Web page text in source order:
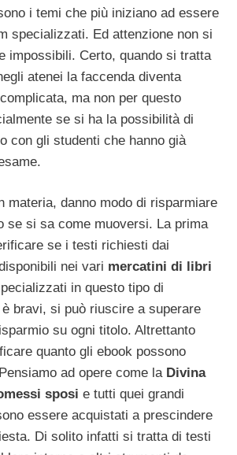
i temi che più iniziano ad essere
specializzati. Ed attenzione non si
impossibili. Certo, quando si tratta
atenei la faccenda diventa
ma non per questo
se si ha la possibilità di
con gli studenti che hanno già
materia, danno modo di risparmiare
se si sa come muoversi. La prima
se i testi richiesti dai
nei vari mercatini di libri
in questo tipo di
bravi, si può riuscire a superare
su ogni titolo. Altrettanto
quanto gli ebook possono
ad opere come laDivina
sposi e tutti quei grandi
essere acquistati a prescindere
Di solito infatti si tratta di testi